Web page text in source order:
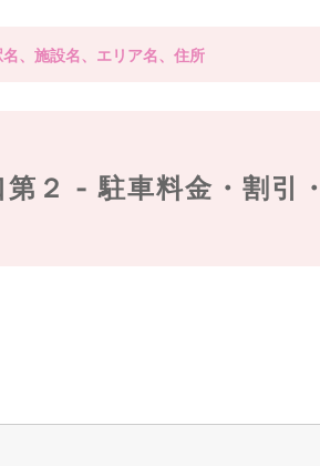
第２ -駐車料金・割引